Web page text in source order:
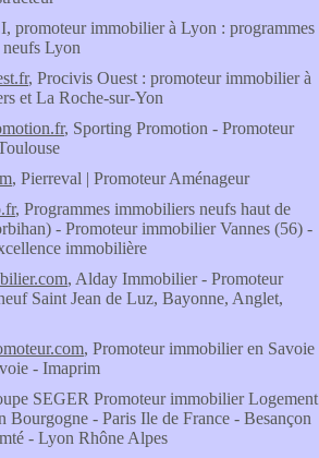
promoteur immobilier à Lyon : programmes
Lyon
, Procivis Ouest : promoteur immobilier à
et La Roche-sur-Yon
, Sporting Promotion - Promoteur
, Pierreval | Promoteur Aménageur
, Programmes immobiliers neufs haut de
- Promoteur immobilier Vannes (56) -
immobilière
, Alday Immobilier - Promoteur
Saint Jean de Luz, Bayonne, Anglet,
, Promoteur immobilier en Savoie
- Imaprim
SEGER Promoteur immobilier Logement
Bourgogne - Paris Ile de France - Besançon
- Lyon Rhône Alpes